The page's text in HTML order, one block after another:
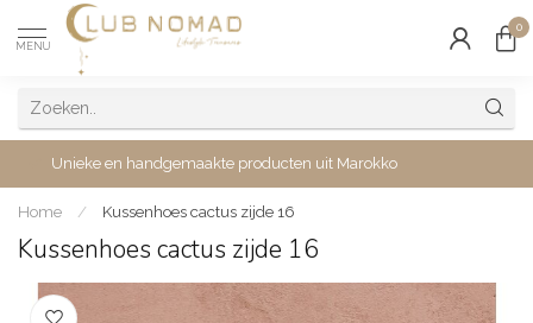
MENU
0
Unieke en handgemaakte producten uit Marokko
Home / Kussenhoes cactus zijde 16
Kussenhoes cactus zijde 16